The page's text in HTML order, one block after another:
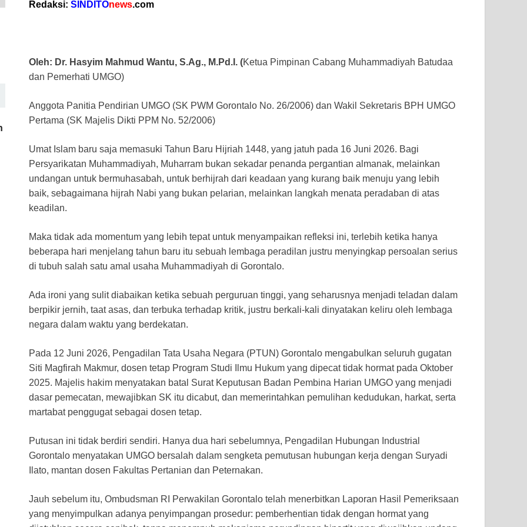
c
o
k
at
p
e
m
ail e
s
Redaksi: SINDITOnews.com
Oleh: Dr. Hasyim Mahmud Wantu, S.Ag., M.Pd.I. (Ketua Pimpinan Cabang Muhammadiyah Batudaa
dan Pemerhati UMGO)
Anggota Panitia Pendirian UMGO (SK PWM Gorontalo No. 26/2006) dan Wakil Sekretaris BPH UMGO
Pertama (SK Majelis Dikti PPM No. 52/2006)
Umat Islam baru saja memasuki Tahun Baru Hijriah 1448, yang jatuh pada 16 Juni 2026. Bagi
Persyarikatan Muhammadiyah, Muharram bukan sekadar penanda pergantian almanak, melainkan
undangan untuk bermuhasabah, untuk berhijrah dari keadaan yang kurang baik menuju yang lebih
baik, sebagaimana hijrah Nabi yang bukan pelarian, melainkan langkah menata peradaban di atas
keadilan.
Maka tidak ada momentum yang lebih tepat untuk menyampaikan refleksi ini, terlebih ketika hanya
beberapa hari menjelang tahun baru itu sebuah lembaga peradilan justru menyingkap persoalan serius
di tubuh salah satu amal usaha Muhammadiyah di Gorontalo.
Ada ironi yang sulit diabaikan ketika sebuah perguruan tinggi, yang seharusnya menjadi teladan dalam
berpikir jernih, taat asas, dan terbuka terhadap kritik, justru berkali-kali dinyatakan keliru oleh lembaga
negara dalam waktu yang berdekatan.
Pada 12 Juni 2026, Pengadilan Tata Usaha Negara (PTUN) Gorontalo mengabulkan seluruh gugatan
Siti Magfirah Makmur, dosen tetap Program Studi Ilmu Hukum yang dipecat tidak hormat pada Oktober
2025. Majelis hakim menyatakan batal Surat Keputusan Badan Pembina Harian UMGO yang menjadi
dasar pemecatan, mewajibkan SK itu dicabut, dan memerintahkan pemulihan kedudukan, harkat, serta
martabat penggugat sebagai dosen tetap.
Putusan ini tidak berdiri sendiri. Hanya dua hari sebelumnya, Pengadilan Hubungan Industrial
Gorontalo menyatakan UMGO bersalah dalam sengketa pemutusan hubungan kerja dengan Suryadi
Ilato, mantan dosen Fakultas Pertanian dan Peternakan.
Jauh sebelum itu, Ombudsman RI Perwakilan Gorontalo telah menerbitkan Laporan Hasil Pemeriksaan
yang menyimpulkan adanya penyimpangan prosedur: pemberhentian tidak dengan hormat yang